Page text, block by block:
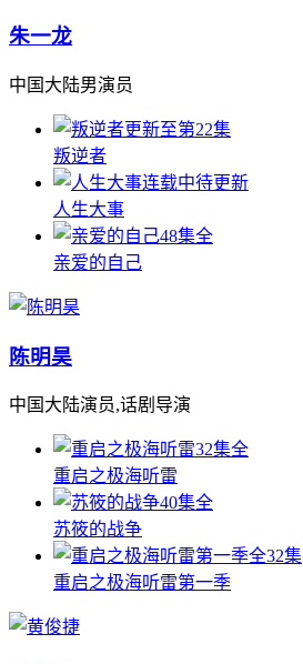
朱一龙
中国大陆男演员
更新至第22集
叛逆者
连载中待更新
人生大事
48集全
亲爱的自己
陈明昊
中国大陆演员,话剧导演
32集全
重启之极海听雷
40集全
苏筱的战争
全32集
重启之极海听雷第一季